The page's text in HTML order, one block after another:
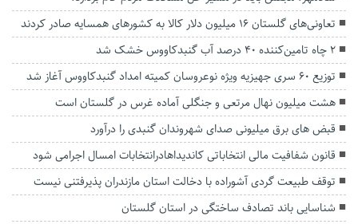
تعاونی‌های گلستان ۱۶ میلیون دلار کالا به کشورهای همسایه صادر کردند
۲ چاه تامین‌کننده ۴۰ درصد آب گنبدکاووس خشک شد
توزیع ۶۰ سری جهیزیه ویژه نوعروسان کمیته امداد گنبدکاووس آغاز شد
هشت میلیون نهال مرتعی و جنگلی آماده غرس در گلستان است
قبض های برق میلیونی صدای شهروندان گنبدی را درآورد
قانون شفافیت مالی انتخاباتی کاندیداهادرانتخابات امسال اجرامی شود
توقف طبیعت گردی آشوراده با دخالت استان مازندران پذیرفتنی نیست
شناسایی باند تصادف ساختگی در استان گلستان